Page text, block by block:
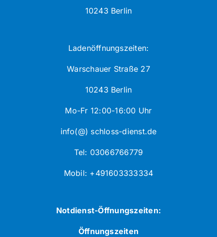
10243 Berlin
Ladenöffnungszeiten:
Warschauer Straße 27
10243 Berlin
Mo-Fr 12:00-16:00 Uhr
info(@) schloss-dienst.de
Tel: 03066766779
Mobil: +491603333334
Notdienst-Öffnungszeiten:
Öffnungszeiten